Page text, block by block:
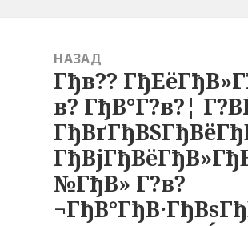
записям
НАЗАД
Предыдущая
запись:
Гђв??
в? ГђВ°Г?в?¦
№ГђВ» Г?в?